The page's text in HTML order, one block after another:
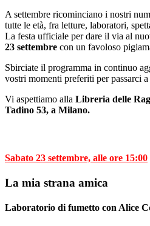
A settembre ricominciano i nostri
tutte le età, fra letture, laboratori,
La festa ufficiale per dare il via al
23 settembre con un favoloso
Sbirciate il programma in continuo
vostri momenti preferiti per passarci
Vi aspettiamo alla Libreria delle
Tadino 53, a Milano.
Sabato 23 settembre, alle ore 15:00
La mia strana amica
Laboratorio di fumetto con Alice